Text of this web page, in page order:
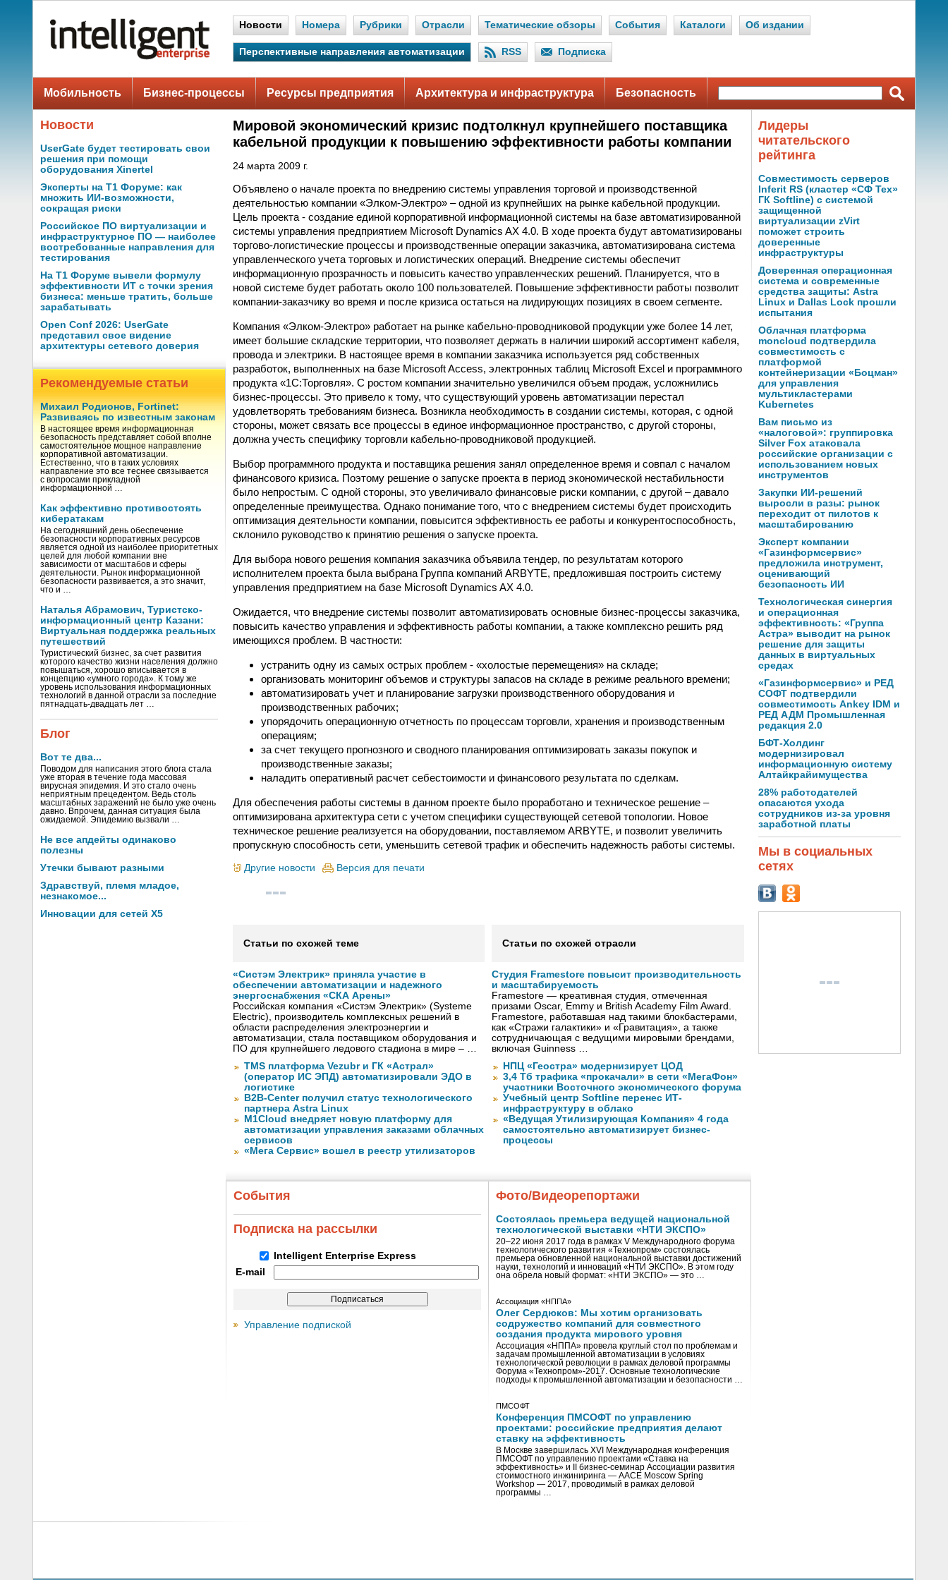
Новости Номера Рубрики Отрасли Тематические обзоры События Каталоги Об издании
Перспективные направления автоматизации RSS Подписка
Мобильность Бизнес-процессы Ресурсы предприятия Архитектура и инфраструктура Безопасность
Новости
UserGate будет тестировать свои
решения при помощи
оборудования Xinertel
Эксперты на Т1 Форуме: как
множить ИИ-возможности,
сокращая риски
Российское ПО виртуализации и
инфраструктурное ПО — наиболее
востребованные направления для
тестирования
На Т1 Форуме вывели формулу
эффективности ИТ с точки зрения
бизнеса: меньше тратить, больше
зарабатывать
Open Conf 2026: UserGate
представил свое видение
архитектуры сетевого доверия
Рекомендуемые статьи
Михаил Родионов, Fortinet:
Развиваясь по известным законам
В настоящее время информационная
безопасность представляет собой вполне
самостоятельное мощное направление
корпоративной автоматизации.
Естественно, что в таких условиях
направление это все теснее связывается
с вопросами прикладной
информационной …
Как эффективно противостоять
кибератакам
На сегодняшний день обеспечение
безопасности корпоративных ресурсов
является одной из наиболее приоритетных
целей для любой компании вне
зависимости от масштабов и сферы
деятельности. Рынок информационной
безопасности развивается, а это значит,
что и …
Наталья Абрамович, Туристско-
информационный центр Казани:
Виртуальная поддержка реальных
путешествий
Туристический бизнес, за счет развития
которого качество жизни населения должно
повышаться, хорошо вписывается в
концепцию «умного города». К тому же
уровень использования информационных
технологий в данной отрасли за последние
пятнадцать-двадцать лет …
Блог
Вот те два...
Поводом для написания этого блога стала
уже вторая в течение года массовая
вирусная эпидемия. И это стало очень
неприятным прецедентом. Ведь столь
масштабных заражений не было уже очень
давно. Впрочем, данная ситуация была
ожидаемой. Эпидемию вызвали …
Не все апдейты одинаково
полезны
Утечки бывают разными
Здравствуй, племя младое,
незнакомое...
Инновации для сетей X5
Мировой экономический кризис подтолкнул крупнейшего поставщика
кабельной продукции к повышению эффективности работы компании
24 марта 2009 г.
Объявлено о начале проекта по внедрению системы управления торговой и производственной
деятельностью компании «Элком-Электро» – одной из крупнейших на рынке кабельной продукции.
Цель проекта - создание единой корпоративной информационной системы на базе автоматизированной
системы управления предприятием Microsoft Dynamics AX 4.0. В ходе проекта будут автоматизированы
торгово-логистические процессы и производственные операции заказчика, автоматизирована система
управленческого учета торговых и логистических операций. Внедрение системы обеспечит
информационную прозрачность и повысить качество управленческих решений. Планируется, что в
новой системе будет работать около 100 пользователей. Повышение эффективности работы позволит
компании-заказчику во время и после кризиса остаться на лидирующих позициях в своем сегменте.
Компания «Элком-Электро» работает на рынке кабельно-проводниковой продукции уже более 14 лет,
имеет большие складские территории, что позволяет держать в наличии широкий ассортимент кабеля,
провода и электрики. В настоящее время в компании заказчика используется ряд собственных
разработок, выполненных на базе Microsoft Access, электронных таблиц Microsoft Excel и программного
продукта «1С:Торговля». С ростом компании значительно увеличился объем продаж, усложнились
бизнес-процессы. Это привело к тому, что существующий уровень автоматизации перестал
удовлетворять требованиям бизнеса. Возникла необходимость в создании системы, которая, с одной
стороны, может связать все процессы в единое информационное пространство, с другой стороны,
должна учесть специфику торговли кабельно-проводниковой продукцией.
Выбор программного продукта и поставщика решения занял определенное время и совпал с началом
финансового кризиса. Поэтому решение о запуске проекта в период экономической нестабильности
было непростым. С одной стороны, это увеличивало финансовые риски компании, с другой – давало
определенные преимущества. Однако понимание того, что с внедрением системы будет происходить
оптимизация деятельности компании, повысится эффективность ее работы и конкурентоспособность,
склонило руководство к принятию решения о запуске проекта.
Для выбора нового решения компания заказчика объявила тендер, по результатам которого
исполнителем проекта была выбрана Группа компаний ARBYTE, предложившая построить систему
управления предприятием на базе Microsoft Dynamics AX 4.0.
Ожидается, что внедрение системы позволит автоматизировать основные бизнес-процессы заказчика,
повысить качество управления и эффективность работы компании, а также комплексно решить ряд
имеющихся проблем. В частности:
устранить одну из самых острых проблем - «холостые перемещения» на складе;
организовать мониторинг объемов и структуры запасов на складе в режиме реального времени;
автоматизировать учет и планирование загрузки производственного оборудования и
производственных рабочих;
упорядочить операционную отчетность по процессам торговли, хранения и производственным
операциям;
за счет текущего прогнозного и сводного планирования оптимизировать заказы покупок и
производственные заказы;
наладить оперативный расчет себестоимости и финансового результата по сделкам.
Для обеспечения работы системы в данном проекте было проработано и техническое решение –
оптимизирована архитектура сети с учетом специфики существующей сетевой топологии. Новое
техническое решение реализуется на оборудовании, поставляемом ARBYTE, и позволит увеличить
пропускную способность сети, уменьшить сетевой трафик и обеспечить надежность работы системы.
Другие новости Версия для печати
Статьи по схожей теме
«Систэм Электрик» приняла участие в
обеспечении автоматизации и надежного
энергоснабжения «СКА Арены»
Российская компания «Систэм Электрик» (Systeme
Electric), производитель комплексных решений в
области распределения электроэнергии и
автоматизации, стала поставщиком оборудования и
ПО для крупнейшего ледового стадиона в мире – …
TMS платформа Vezubr и ГК «Астрал»
(оператор ИС ЭПД) автоматизировали ЭДО в
логистике
B2B-Center получил статус технологического
партнера Astra Linux
M1Cloud внедряет новую платформу для
автоматизации управления заказами облачных
сервисов
«Мега Сервис» вошел в реестр утилизаторов
Статьи по схожей отрасли
Студия Framestore повысит производительность
и масштабируемость
Framestore — креативная студия, отмеченная
призами Oscar, Emmy и British Academy Film Award.
Framestore, работавшая над такими блокбастерами,
как «Стражи галактики» и «Гравитация», a также
сотрудничающая с ведущими мировыми брендами,
включая Guinness …
НПЦ «Геостра» модернизирует ЦОД
3,4 Тб трафика «прокачали» в сети «МегаФон»
участники Восточного экономического форума
Учебный центр Softline перенес ИТ-
инфраструктуру в облако
«Ведущая Утилизирующая Компания» 4 года
самостоятельно автоматизирует бизнес-
процессы
События
Подписка на рассылки
Intelligent Enterprise Express
E-mail
Управление подпиской
Фото/Видеорепортажи
Состоялась премьера ведущей национальной
технологической выставки «НТИ ЭКСПО»
20–22 июня 2017 года в рамках V Международного форума
технологического развития «Технопром» состоялась
премьера обновленной национальной выставки достижений
науки, технологий и инноваций «НТИ ЭКСПО». В этом году
она обрела новый формат: «НТИ ЭКСПО» — это …
Ассоциация «НППА»
Олег Сердюков: Мы хотим организовать
содружество компаний для совместного
создания продукта мирового уровня
Ассоциация «НППА» провела круглый стол по проблемам и
задачам промышленной автоматизации в условиях
технологической революции в рамках деловой программы
Форума «Технопром»-2017. Основные технологические
подходы к промышленной автоматизации и безопасности …
ПМСОФТ
Конференция ПМСОФТ по управлению
проектами: российские предприятия делают
ставку на эффективность
В Москве завершилась XVI Международная конференция
ПМСОФТ по управлению проектами «Ставка на
эффективность» и II бизнес-семинар Ассоциации развития
стоимостного инжиниринга — AACE Moscow Spring
Workshop — 2017, проводимый в рамках деловой
программы …
Лидеры
читательского
рейтинга
Совместимость серверов
Inferit RS (кластер «СФ Тех»
ГК Softline) с системой
защищенной
виртуализации zVirt
поможет строить
доверенные
инфраструктуры
Доверенная операционная
система и современные
средства защиты: Astra
Linux и Dallas Lock прошли
испытания
Облачная платформа
moncloud подтвердила
совместимость с
платформой
контейнеризации «Боцман»
для управления
мультикластерами
Kubernetes
Вам письмо из
«налоговой»: группировка
Silver Fox атаковала
российские организации с
использованием новых
инструментов
Закупки ИИ-решений
выросли в разы: рынок
переходит от пилотов к
масштабированию
Эксперт компании
«Газинформсервис»
предложила инструмент,
оценивающий
безопасность ИИ
Технологическая синергия
и операционная
эффективность: «Группа
Астра» выводит на рынок
решение для защиты
данных в виртуальных
средах
«Газинформсервис» и РЕД
СОФТ подтвердили
совместимость Ankey IDM и
РЕД АДМ Промышленная
редакция 2.0
БФТ-Холдинг
модернизировал
информационную систему
Алтайкрайимущества
28% работодателей
опасаются ухода
сотрудников из-за уровня
заработной платы
Мы в социальных
сетях